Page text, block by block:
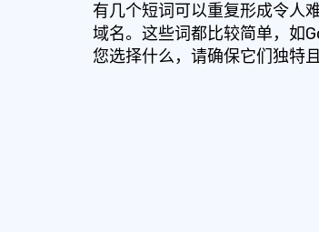
有几个短词可以重复形成令人
域名。这些词都比较简单，如
您选择什么，请确保它们独特